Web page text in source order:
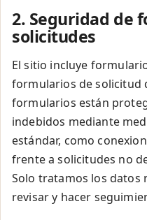
2. Seguridad de
solicitudes
El sitio incluye
formularios de solicitud
formularios están
indebidos mediante
estándar, como
frente a solicitudes no
Solo tratamos los datos
revisar y hacer